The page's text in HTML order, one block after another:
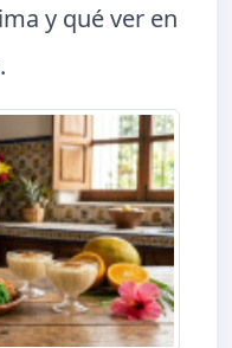
y qué ver en